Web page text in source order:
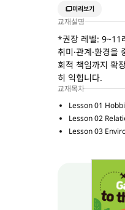
미리보기
교재설명
*권장 레벨: 9~11
취미·관계·환경을
회적 책임까지 확
히 익힙니다.
교재목차
Lesson 01
Lesson 02
Lesson 03